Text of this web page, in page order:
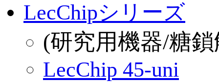
LecChipシリーズ
(研究用機器/糖
LecChip 45-uni